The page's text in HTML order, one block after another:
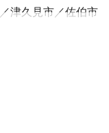
津久見市 佐伯市